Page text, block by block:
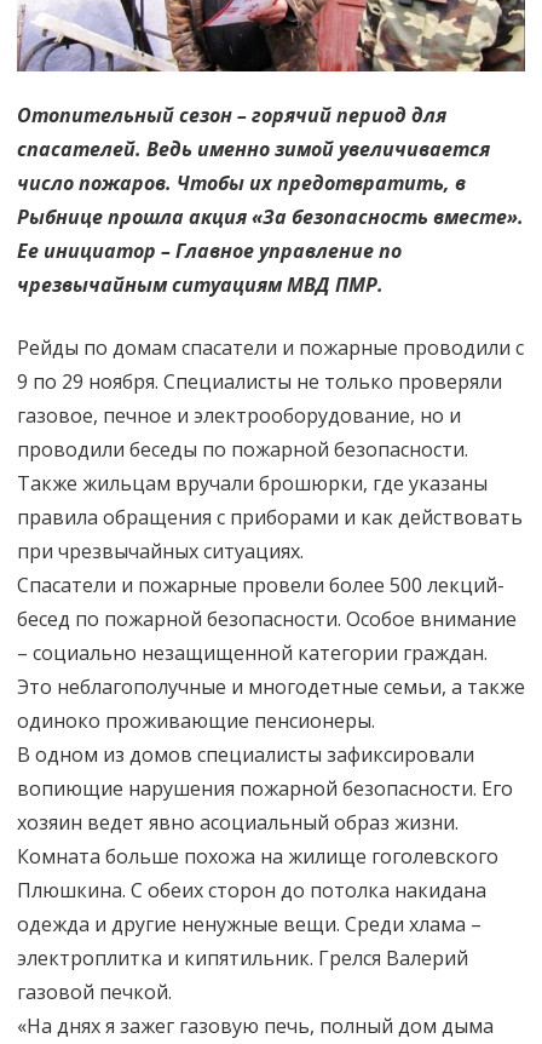
Отопительный сезон – горячий период для
спасателей. Ведь именно зимой увеличивается
число пожаров. Чтобы их предотвратить, в
Рыбнице прошла акция «За безопасность вместе».
Ее инициатор – Главное управление по
чрезвычайным ситуациям МВД ПМР.
Рейды по домам спасатели и пожарные проводили с
9 по 29 ноября. Специалисты не только проверяли
газовое, печное и электрооборудование, но и
проводили беседы по пожарной безопасности.
Также жильцам вручали брошюрки, где указаны
правила обращения с приборами и как действовать
при чрезвычайных ситуациях.
Спасатели и пожарные провели более 500 лекций-
бесед по пожарной безопасности. Особое внимание
– социально незащищенной категории граждан.
Это неблагополучные и многодетные семьи, а также
одиноко проживающие пенсионеры.
В одном из домов специалисты зафиксировали
вопиющие нарушения пожарной безопасности. Его
хозяин ведет явно асоциальный образ жизни.
Комната больше похожа на жилище гоголевского
Плюшкина. С обеих сторон до потолка накидана
одежда и другие ненужные вещи. Среди хлама –
электроплитка и кипятильник. Грелся Валерий
газовой печкой.
«На днях я зажег газовую печь, полный дом дыма